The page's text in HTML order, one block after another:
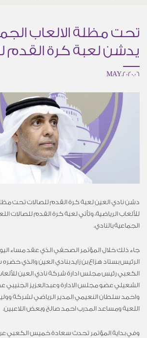
تحت مظلة الالعاب
يدشن لعبة كرة القدم
06.MAY.2020
دشن نادي العين لعبة كرة القدم للصالات تحت
للألعاب الرياضية، وتأتي لعبة كرة القدم للصالات
الجماعية بالنادي.
جاء ذلك خلال المؤتمر الصحفي الذي عقد مساء
الرئيس بستاد هزاع بن زايد بنادي العين والذي
الكعبي رئيس مجلس ادارة شركة نادي العين
الشعيلي عضو مجلس الادارة وعبدالعزيز الجنيبي
واحمد سلطان النعيمي المدير الرياضي لشركة
اللعبة ومساعد المدرب احمد صالح وبعض اللاعبين.
وفي بداية المؤتمر تحدث سعادة خميس الكعبي